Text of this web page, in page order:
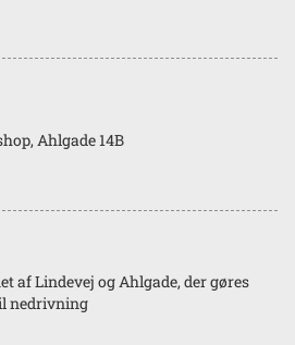
Ahlgade 14B
af Lindevej og Ahlgade, der gøres
nedrivning